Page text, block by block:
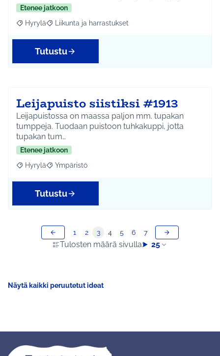
Etenee jatkoon
Rajaa tulokset aihepiirin mukaan: Hyrylä
Hyrylä Rajaa tulokset teeman mukaan: Liikunta ja
Liikunta ja harrastukset
Tutustu
Leijapuisto siistiksi #1913
Leijapuistossa on maassa paljon mm. tupakan
tumppeja. Tuodaan puistoon tuhkakuppi, jotta
tupakan tum…
Etenee jatkoon
Rajaa tulokset aihepiirin mukaan: Hyrylä
Hyrylä Rajaa tulokset teeman mukaan: Ympäristö
Ympäristö
Tutustu
Tulosten määrä sivulla: 25
1 2 3 4 5 6 7
Näytä kaikki peruutetut ideat